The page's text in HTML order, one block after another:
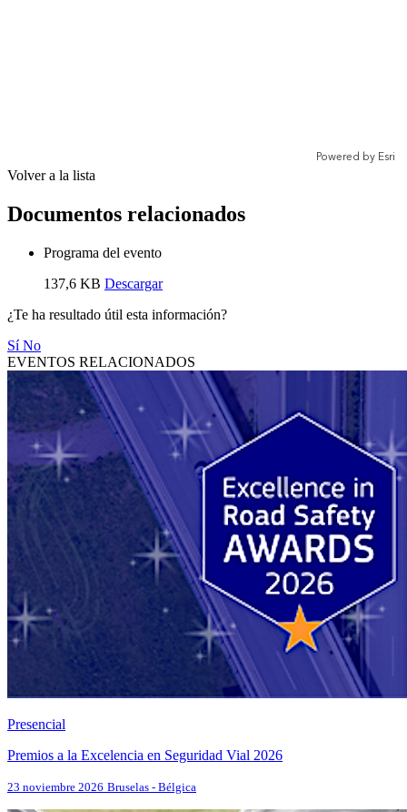
Volver a la lista
Documentos relacionados
Programa del evento
137,6 KB Descargar
¿Te ha resultado útil esta información?
SíNo
EVENTOS RELACIONADOS
Presencial
Premios a la Excelencia en Seguridad Vial 2026
23 noviembre 2026 Bruselas - Bélgica